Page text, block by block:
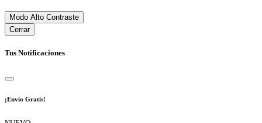
Modo Alto Contraste
Cerrar
Tus Notificaciones
¡Envío Gratis!